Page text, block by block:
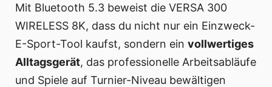
Mit Bluetooth 5.3 beweist die VERSA 300
WIRELESS 8K, dass du nicht nur ein Einzweck-
E-Sport-Tool kaufst, sondern ein vollwertiges
Alltagsgerät, das professionelle Arbeitsabläufe
und Spiele auf Turnier-Niveau bewältigen